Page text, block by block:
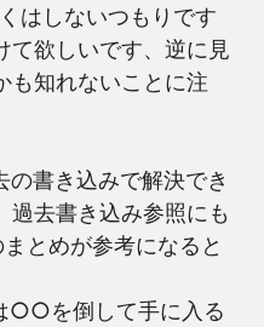
はしないつもりです
て欲しいです、逆に見
も知れないことに注
書き込みで解決でき
過去書き込み参照にも
とめが参考になると
○○を倒して手に入る